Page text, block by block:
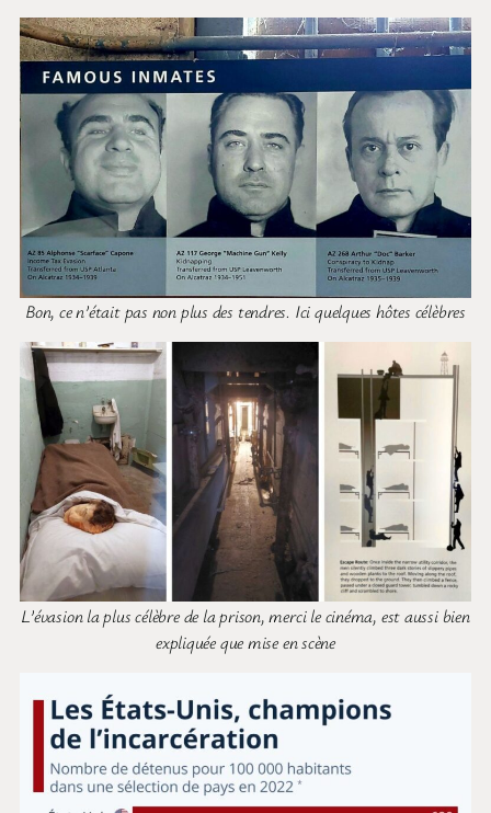
Bon, ce n’était pas non plus des tendres. Ici quelques hôtes célèbres
L’évasion la plus célèbre de la prison, merci le cinéma, est aussi bien
expliquée que mise en scène